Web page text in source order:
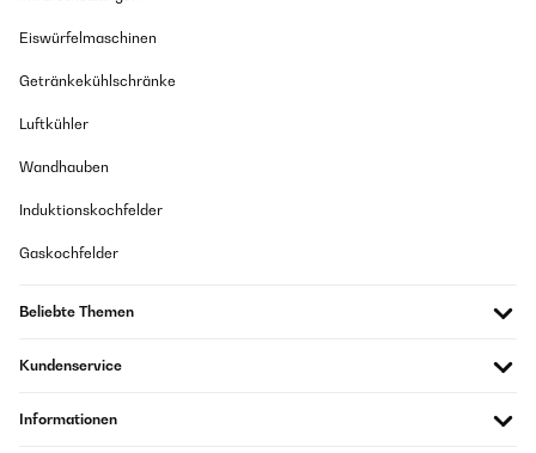
Eiswürfelmaschinen
Getränkekühlschränke
Luftkühler
Wandhauben
Induktionskochfelder
Gaskochfelder
Beliebte Themen
Kundenservice
Informationen